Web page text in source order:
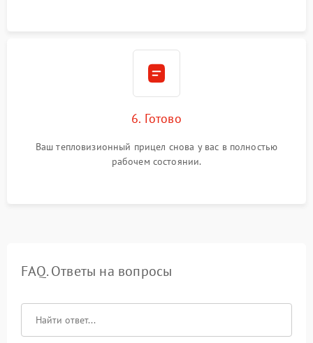
6. Готово
Ваш тепловизионный прицел снова у вас в полностью
рабочем состоянии.
FAQ. Ответы на вопросы